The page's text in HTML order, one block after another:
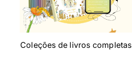
Coleções de livros completas